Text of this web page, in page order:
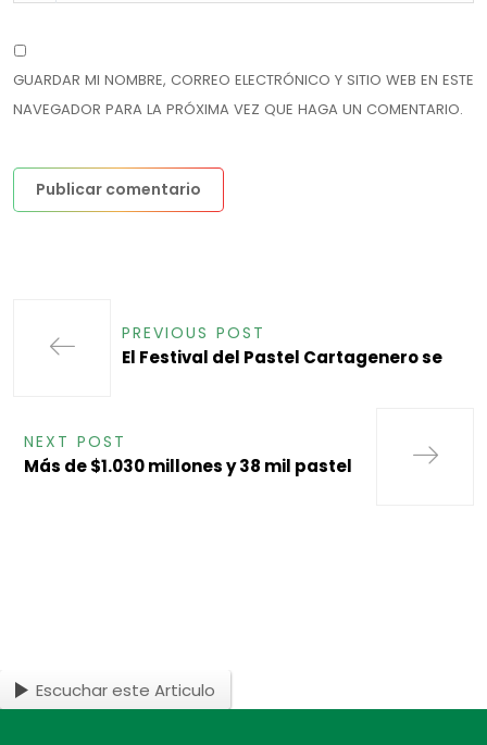
GUARDAR MI NOMBRE, CORREO ELECTRÓNICO Y SITIO WEB EN ESTE
NAVEGADOR PARA LA PRÓXIMA VEZ QUE HAGA UN COMENTARIO.
PREVIOUS POST
El Festival del Pastel Cartagenero se
NEXT POST
Más de $1.030 millones y 38 mil pastel
Escuchar este Articulo